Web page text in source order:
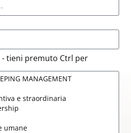
- tieni premuto Ctrl per